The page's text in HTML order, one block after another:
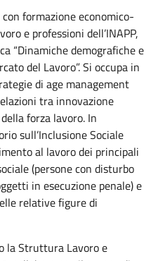
formazione economico-
e professioni dell’INAPP,
“Dinamiche demografiche e
del Lavoro”. Si occupa in
di age management
tra innovazione
forza lavoro. In
sull’Inclusione Sociale
al lavoro dei principali
(persone con disturbo
in esecuzione penale) e
relative figure di
la Struttura Lavoro e